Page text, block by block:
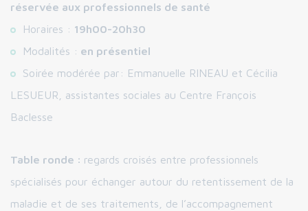
réservée aux professionnels de santé
Horaires : 19h00-20h30
Modalités : en présentiel
Soirée modérée par: Emmanuelle RINEAU et Cécilia
LESUEUR, assistantes sociales au Centre François
Baclesse
Table ronde : regards croisés entre professionnels
spécialisés pour échanger autour du retentissement de la
maladie et de ses traitements, de l’accompagnement